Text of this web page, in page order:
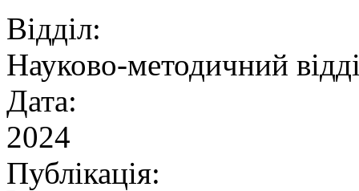
Відділ:
Науково-методичний
Дата:
2024
Публікація: